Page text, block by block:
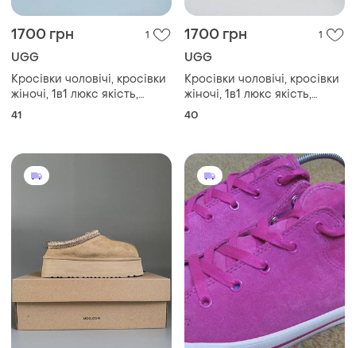
1700 грн 1
UGG
Кросівки чоловічі, кросівки
жіночі, 1в1 люкс якість,
шкіра, ugg lanah clog
41
1700 грн 1
UGG
Кросівки чоловічі, кросівки
жіночі, 1в1 люкс якість,
шкіра, ugg lanah clog
40